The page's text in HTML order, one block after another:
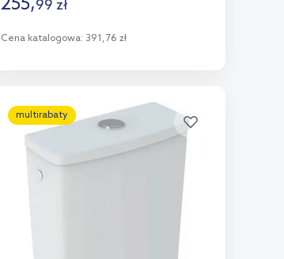
99 zł
Cena katalogowa: 391,76 zł
Dodaj do porównania
multirabaty